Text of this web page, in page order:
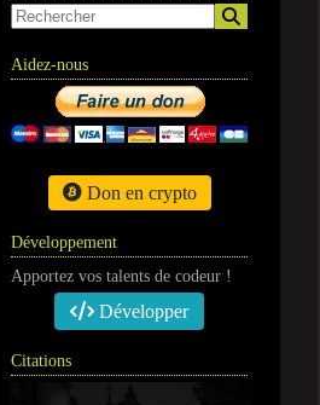
Aidez-nous
Don en crypto
Développement
Apportez vos talents de codeur !
Développer
Citations